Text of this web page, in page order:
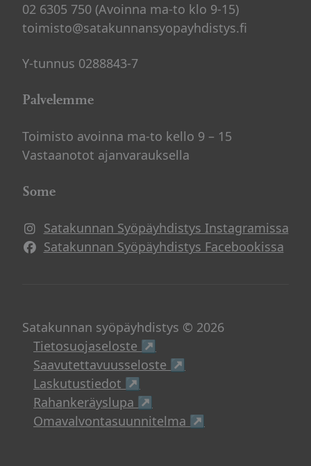
02 6305 750 (Avoinna ma-to klo 9-15)
toimisto@satakunnansyopayhdistys.fi
Y-tunnus 0288843-7
Palvelemme
Toimisto avoinna ma-to kello 9 – 15
Vastaanotot ajanvarauksella
Some
Satakunnan Syöpäyhdistys Instagramissa
Avautuu uuteen ikkunaan
Satakunnan Syöpäyhdistys Facebookissa
Avautuu uuteen ikkunaan
Satakunnan syöpäyhdistys © 2026
Tietosuojaseloste ↗
Saavutettavuusseloste ↗
Laskutustiedot ↗
Rahankeräyslupa ↗
Omavalvontasuunnitelma ↗